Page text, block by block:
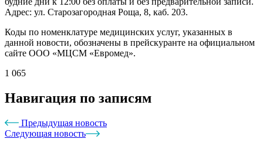
Адрес: ул. Старозагородная Роща, 8, каб. 203.
Коды по номенклатуре медицинских услуг, указанных в
данной новости, обозначены в прейскуранте на официальном
сайте ООО «МЦСМ «Евромед».
1 065
Навигация по записям
Предыдущая новость
Следующая новость